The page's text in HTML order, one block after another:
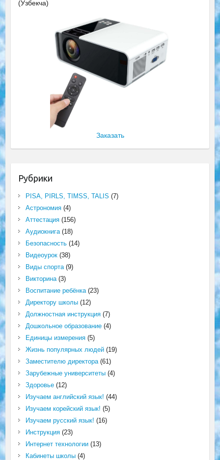
(Ўзбекча)
Заказать
Рубрики
PISA, PIRLS, TIMSS, TALIS (7)
Астрономия(4)
Аттестация(156)
Аудиокнига(18)
Безопасность(14)
Видеоурок(38)
Виды спорта(9)
Викторина(3)
Воспитание ребёнка(23)
Директору школы(12)
Должностная инструкция(7)
Дошкольное образование(4)
Единицы измерения(5)
Жизнь популярных людей(19)
Заместителю директора(61)
Зарубежные университеты(4)
Здоровье(12)
Изучаем английский язык! (44)
Изучаем корейский язык! (5)
Изучаем русский язык! (16)
Инструкция(23)
Интернет технологии(13)
Кабинеты школы(4)